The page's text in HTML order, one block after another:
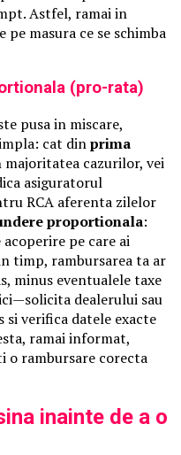
Astfel, ramai in
masura ce se schimba
(pro-rata)
pusa in miscare,
cat dinprima
cazurilor, vei
asiguratorul
RCA aferenta zilelor
proportionala:
pe care ai
timp, rambursarea ta ar
minus eventualele taxe
dealerului sau
verifica datele exacte
ramai informat,
o rambursare corecta
inainte de a o